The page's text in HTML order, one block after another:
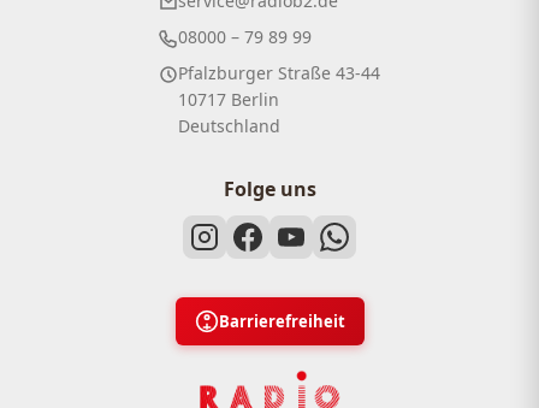
08000 – 79 89 99
Pfalzburger Straße 43-44
10717 Berlin
Deutschland
Folge uns
Barrierefreiheit